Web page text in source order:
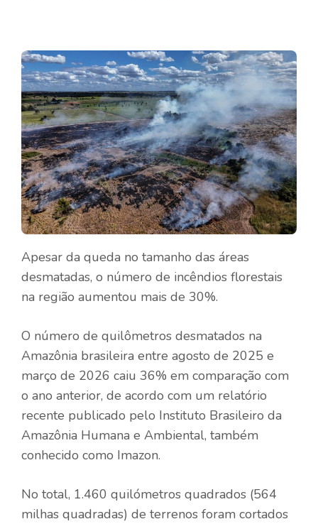
Apesar da queda no tamanho das áreas
desmatadas, o número de incêndios florestais
na região aumentou mais de 30%.
O número de quilômetros desmatados na
Amazônia brasileira entre agosto de 2025 e
março de 2026 caiu 36% em comparação com
o ano anterior, de acordo com um relatório
recente publicado pelo Instituto Brasileiro da
Amazônia Humana e Ambiental, também
conhecido como Imazon.
No total, 1.460 quilómetros quadrados (564
milhas quadradas) de terrenos foram cortados